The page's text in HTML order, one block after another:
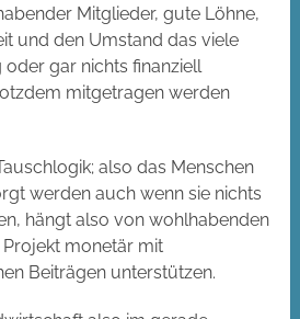
Mitglieder, gute Löhne,
und den Umstand das viele
oder gar nichts finanziell
mitgetragen werden
also das Menschen
werden auch wenn sie nichts
hängt also von wohlhabenden
monetär mit
Beiträgen unterstützen.